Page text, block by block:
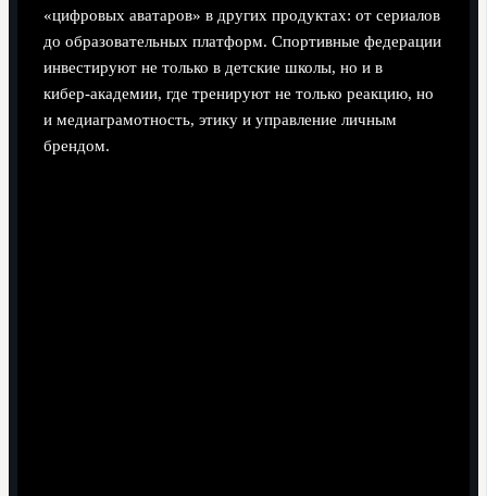
«цифровых аватаров» в других продуктах: от сериалов
до образовательных платформ. Спортивные федерации
инвестируют не только в детские школы, но и в
кибер‑академии, где тренируют не только реакцию, но
и медиаграмотность, этику и управление личным
брендом.